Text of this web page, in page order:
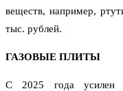
веществ, например,
тыс. рублей.
ГАЗОВЫЕ ПЛИТЫ
С 2025 года усилен